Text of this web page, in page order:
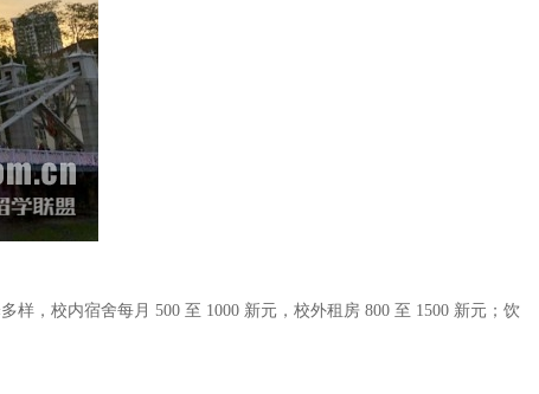
，校内宿舍每月 500 至 1000 新元，校外租房 800 至 1500 新元；饮